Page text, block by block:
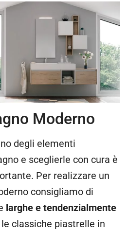
Moderno
degli elementi
e sceglierle con cura è
Per realizzare un
consigliamo di
larghe e tendenzialmente
le classiche piastrelle in